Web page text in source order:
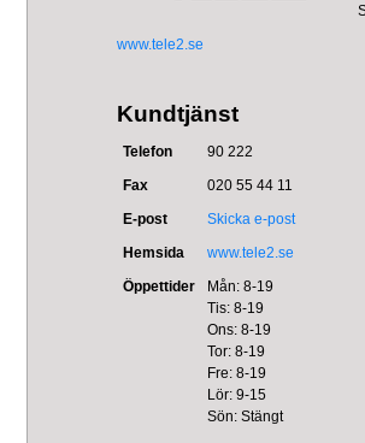
www.tele2.se
Kundtjänst
Telefon
90 222
Fax
020 55 44 11
E-post
Skicka e-post
Hemsida
www.tele2.se
Öppettider
Mån: 8-19
Tis: 8-19
Ons: 8-19
Tor: 8-19
Fre: 8-19
Lör: 9-15
Sön: Stängt